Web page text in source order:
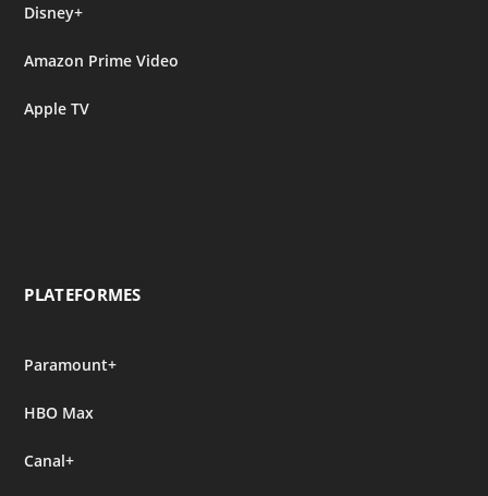
Disney+
Amazon Prime Video
Apple TV
PLATEFORMES
Paramount+
HBO Max
Canal+